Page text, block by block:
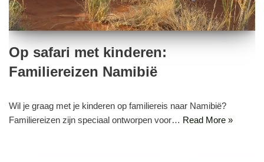
Op safari met kinderen:
Familiereizen Namibië
Wil je graag met je kinderen op familiereis naar Namibië?
Familiereizen zijn speciaal ontworpen voor… Read More »